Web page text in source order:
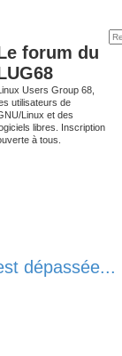
forum du
Users Group 68,
utilisateurs de
Linux et des
libres. Inscription
à tous.
dépassée...